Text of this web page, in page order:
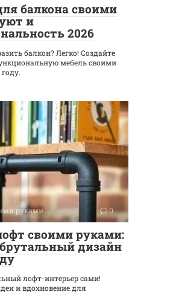
балкона своими
и
2026
балкон? Легко! Создайте
мебель своими
руками 0
своими руками:
дизайн
лофт-интерьер сами!
и вдохновение для